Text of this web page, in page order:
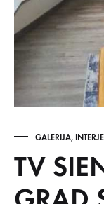
GALERIJA,
TV